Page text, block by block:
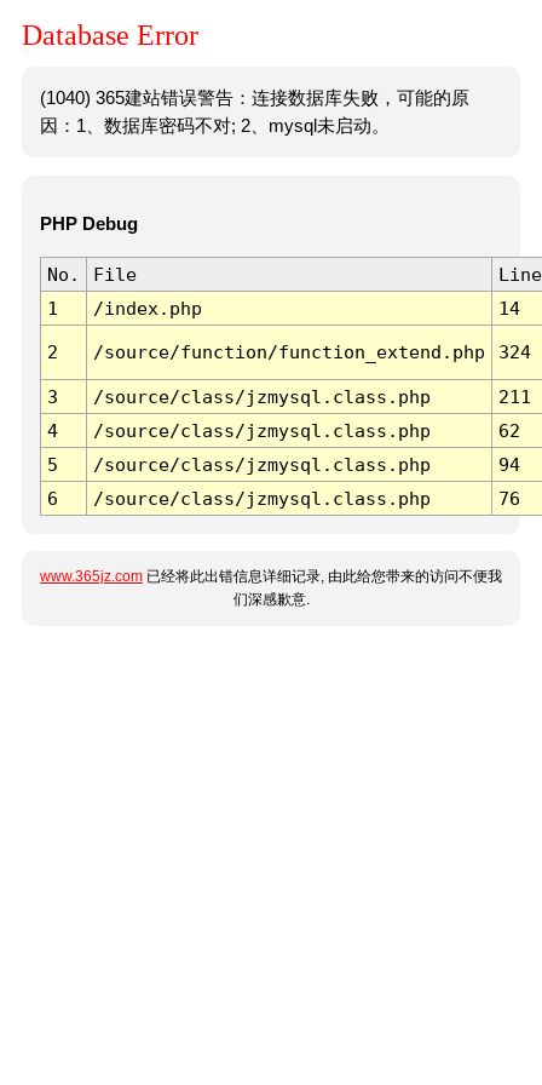
Database Error
(1040) 365建站错误警告：连接数据库失败，可能的原
因：1、数据库密码不对; 2、mysql未启动。
PHP Debug
No. File
Line
1
/index.php 14
2 /source/function/function_extend.php 324
3 /source/class/jzmysql.class.php
211
4
/source/class/jzmysql.class.php
62
5
/source/class/jzmysql.class.php
94
6
/source/class/jzmysql.class.php 76
www.365jz.com 已经将此出错信息详细记录, 由此给您带来的访问不便我
们深感歉意.